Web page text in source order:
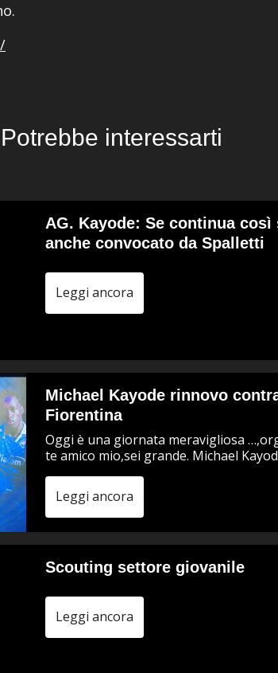
Potrebbe interessarti
AG. Kayode: Se continua così
anche convocato da Spalletti
Leggi ancora
Michael Kayode rinnovo
Fiorentina
Oggi è una giornata meravigliosa
te amico mio,sei grande. Michael
Leggi ancora
Scouting settore giovanile
Leggi ancora